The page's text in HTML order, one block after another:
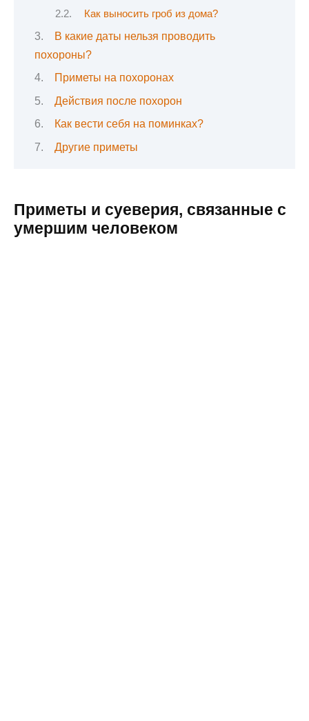
Как выносить гроб из дома?
В какие даты нельзя проводить
похороны?
Приметы на похоронах
Действия после похорон
Как вести себя на поминках?
Другие приметы
Приметы и суеверия, связанные с
умершим человеком